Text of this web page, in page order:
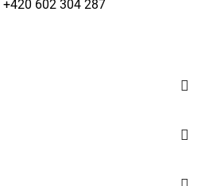
+420 602 304 287